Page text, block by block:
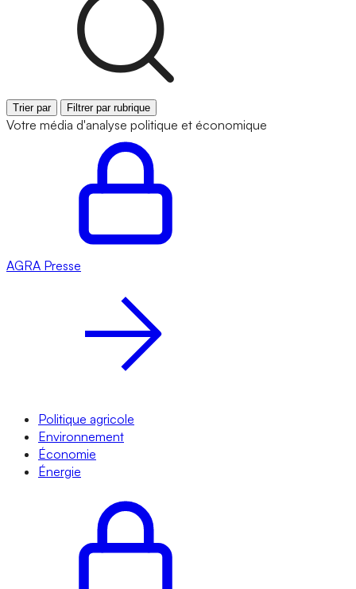
Trier par Filtrer par rubrique
Votre média d'analyse politique et économique
AGRA Presse
Politique agricole
Environnement
Économie
Énergie